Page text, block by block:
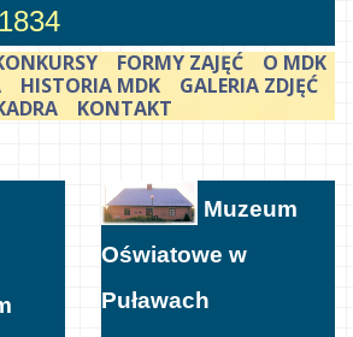
FORMY ZAJĘĆ
O MDK
HISTORIA MDK
GALERIA ZDJĘĆ
KONTAKT
Muzeum
Oświatowe w
Puławach